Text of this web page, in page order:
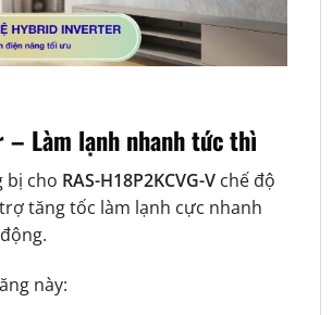
Làm lạnh nhanh tức thì
bị cho RAS-H18P2KCVG-Vchế độ
tăng tốc làm lạnh cực nhanh
này: